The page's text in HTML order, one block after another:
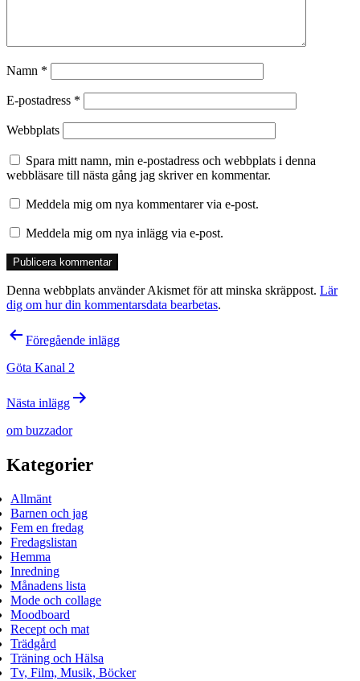
Namn *
E-postadress *
Webbplats
Spara mitt namn, min e-postadress och webbplats i denna
webbläsare till nästa gång jag skriver en kommentar.
Meddela mig om nya kommentarer via e-post.
Meddela mig om nya inlägg via e-post.
Denna webbplats använder Akismet för att minska skräppost. Lär
dig om hur din kommentarsdata bearbetas.
Inläggsnavigering
Föregående inlägg
Göta Kanal 2
Nästa inlägg
om buzzador
Kategorier
Allmänt
Barnen och jag
Fem en fredag
Fredagslistan
Hemma
Inredning
Månadens lista
Mode och collage
Moodboard
Recept och mat
Trädgård
Träning och Hälsa
Tv, Film, Musik, Böcker